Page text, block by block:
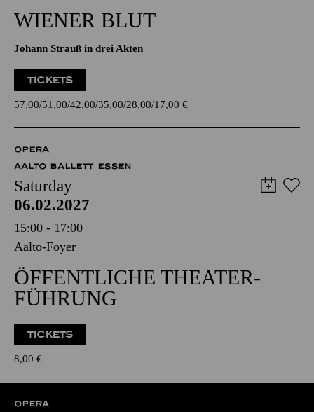
WIENER BLUT
Johann Strauß in drei Akten
TICKETS
57,00 51,00 42,00 35,00 28,00 17,00 €
OPERA
AALTO BALLETT ESSEN
Saturday
06.02.2027
15:00 - 17:00
Aalto-Foyer
ÖFFENTLICHE THEATER­
FÜHRUNG
TICKETS
8,00 €
OPERA